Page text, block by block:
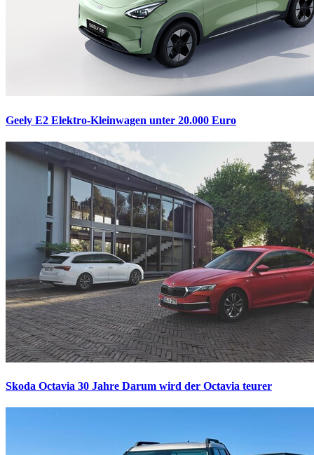
Geely E2 Elektro-Kleinwagen unter 20.000 Euro
Skoda Octavia 30 Jahre Darum wird der Octavia teurer